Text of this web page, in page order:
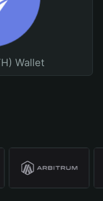
Wallet